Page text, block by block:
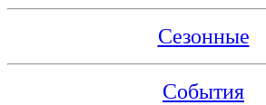
Сезонные
События